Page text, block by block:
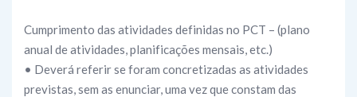
Cumprimento das atividades definidas no PCT – (plano
anual de atividades, planificações mensais, etc.)
• Deverá referir se foram concretizadas as atividades
previstas, sem as enunciar, uma vez que constam das